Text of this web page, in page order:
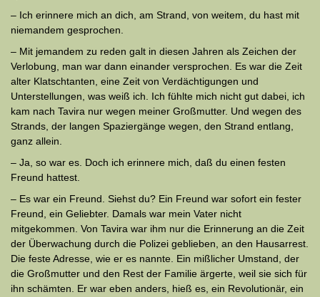
– Ich erinnere mich an dich, am Strand, von weitem, du hast mit
niemandem gesprochen.
– Mit jemandem zu reden galt in diesen Jahren als Zeichen der
Verlobung, man war dann einander versprochen. Es war die Zeit
alter Klatschtanten, eine Zeit von Verdächtigungen und
Unterstellungen, was weiß ich. Ich fühlte mich nicht gut dabei, ich
kam nach Tavira nur wegen meiner Großmutter. Und wegen des
Strands, der langen Spazier­gänge wegen, den Strand entlang,
ganz allein.
– Ja, so war es. Doch ich erinnere mich, daß du einen festen
Freund hattest.
– Es war ein Freund. Siehst du? Ein Freund war sofort ein fester
Freund, ein Geliebter. Damals war mein Vater nicht
mitgekommen. Von Tavira war ihm nur die Erinnerung an die Zeit
der Überwachung durch die Polizei geblieben, an den Hausarrest.
Die feste Adresse, wie er es nannte. Ein mißlicher Umstand, der
die Großmutter und den Rest der Familie ärgerte, weil sie sich für
ihn schämten. Er war eben anders, hieß es, ein Revolutionär, ein